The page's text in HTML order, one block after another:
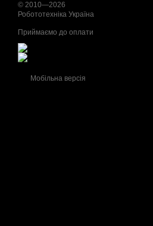
© 2010—2026
Робототехніка Україна
Приймаємо до оплати
Мобільна версія